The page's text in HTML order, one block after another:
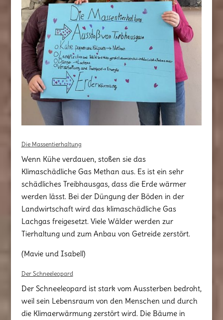
Die Massentierhaltung
Wenn Kühe verdauen, stoßen sie das
Klimaschädliche Gas Methan aus. Es ist ein sehr
schädliches Treibhausgas, dass die Erde wärmer
werden lässt. Bei der Düngung der Böden in der
Landwirtschaft wird das klimaschädliche Gas
Lachgas freigesetzt. Viele Wälder werden zur
Tierhaltung und zum Anbau von Getreide zerstört.
(Mavie und Isabell)
Der Schneeleopard
Der Schneeleopard ist stark vom Aussterben bedroht,
weil sein Lebensraum von den Menschen und durch
die Klimaerwärmung zerstört wird. Die Bäume in